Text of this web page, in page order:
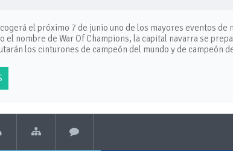
el próximo 7 de junio uno de los mayores eventos de
el nombre de War Of Champions, la capital navarra se
los cinturones de campeón del mundo y de campeón